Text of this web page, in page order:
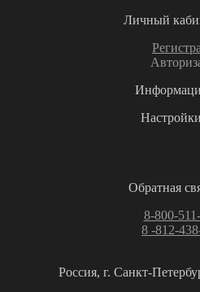
Личный
Настройки
Обратная
8-800-
8 -812-
Россия, г. Санкт-